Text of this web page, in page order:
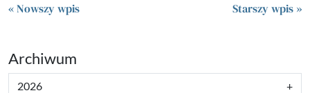
« Nowszy wpis Starszy wpis »
Archiwum
2026